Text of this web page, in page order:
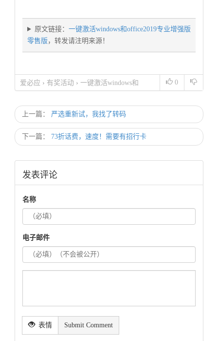
原文链接： 一键激活windows和office2019专业增强版
零售版 ，转发请注明来源！
0
爱必应 › 有奖活动 › 一键激活windows和
上一篇： 严选重新试，我找了转码
下一篇： 73折话费，速度！需要有招行卡
发表评论
名称
电子邮件
表情 Submit Comment